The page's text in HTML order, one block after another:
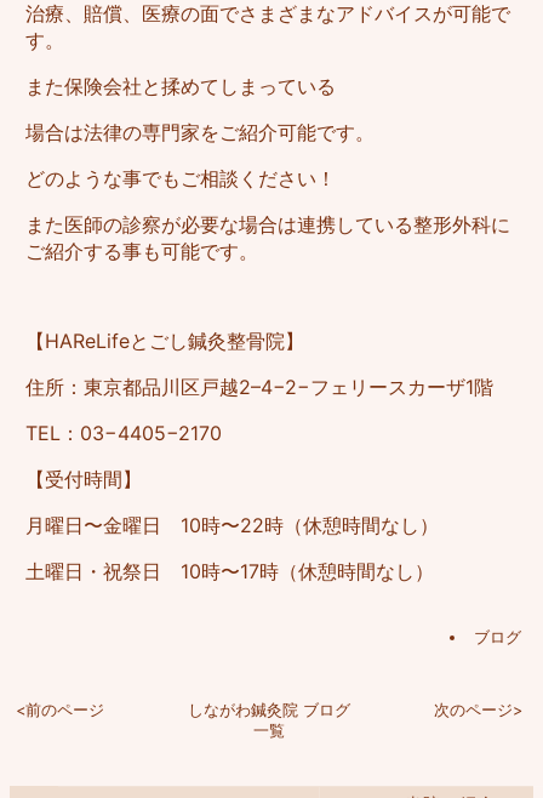
治療、賠償、医療の面でさまざまなアドバイスが可能で
す。
また保険会社と揉めてしまっている
場合は法律の専門家をご紹介可能です。
どのような事でもご相談ください！
また医師の診察が必要な場合は連携している整形外科に
ご紹介する事も可能です。
【HAReLifeとごし鍼灸整骨院】
住所：東京都品川区戸越2–4−2−フェリースカーザ1階
TEL：03−4405−2170
【受付時間】
月曜日〜金曜日 10時〜22時（休憩時間なし）
土曜日・祝祭日 10時〜17時（休憩時間なし）
ブログ
<前のページ
しながわ鍼灸院 ブログ
一覧
次のページ>